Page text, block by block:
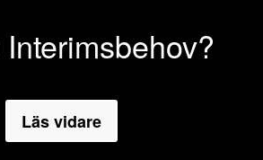
Läs vidare